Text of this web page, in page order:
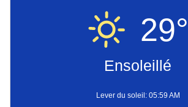
29°
Ensoleillé
Lever du soleil: 05:59 AM